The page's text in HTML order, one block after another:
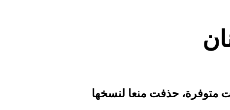
متوفرة، حذفت منعا لنسخها